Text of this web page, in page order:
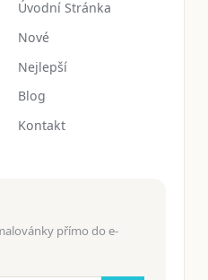
Úvodní Stránka
Nové
Nejlepší
Blog
Kontakt
přímo do e-